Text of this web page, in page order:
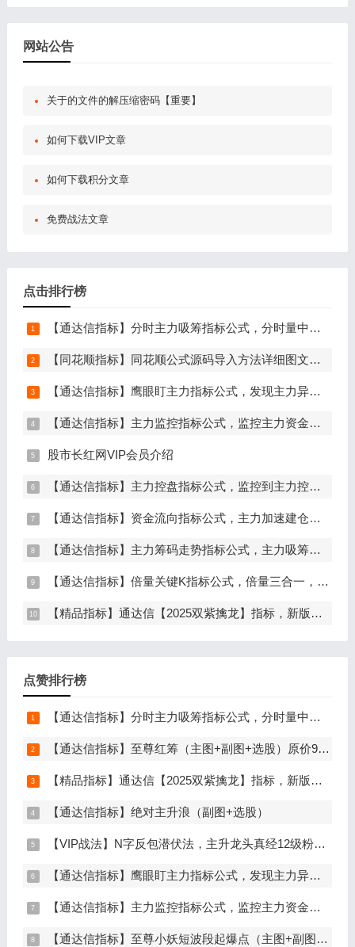
网站公告
关于的文件的解压缩密码【重要】
如何下载VIP文章
如何下载积分文章
免费战法文章
点击排行榜
【通达信指标】分时主力吸筹指标公式，分时量中显主力（分时副图）
【同花顺指标】同花顺公式源码导入方法详细图文教程
【通达信指标】鹰眼盯主力指标公式，发现主力异动资金（副图+选股）
【通达信指标】主力监控指标公式，监控主力资金和筹码异动（副图+选股）
股市长红网VIP会员介绍
【通达信指标】主力控盘指标公式，监控到主力控盘时间越长，后期爆发力越大（副图+选股）
【通达信指标】资金流向指标公式，主力加速建仓（副图+选股）
【通达信指标】主力筹码走势指标公式，主力吸筹，筹码集中度解析，挖掘大资金信号（副图+选股）
【通达信指标】倍量关键K指标公式，倍量三合一，关键起涨K线（主图+副图+选股）
【精品指标】通达信【2025双紫擒龙】指标，新版主图、副图、选股，主力吸筹套装，手机电脑通达信通用
点赞排行榜
【通达信指标】分时主力吸筹指标公式，分时量中显主力（分时副图）
【通达信指标】至尊红筹（主图+副图+选股）原价9999元的全套指标
【精品指标】通达信【2025双紫擒龙】指标，新版主图、副图、选股，主力吸筹套装，手机电脑通达信通用
【通达信指标】绝对主升浪（副图+选股）
【VIP战法】N字反包潜伏法，主升龙头真经12级粉丝专属战法，节点潜伏
【通达信指标】鹰眼盯主力指标公式，发现主力异动资金（副图+选股）
【通达信指标】主力监控指标公式，监控主力资金和筹码异动（副图+选股）
【通达信指标】至尊小妖短波段起爆点（主图+副图+选股）